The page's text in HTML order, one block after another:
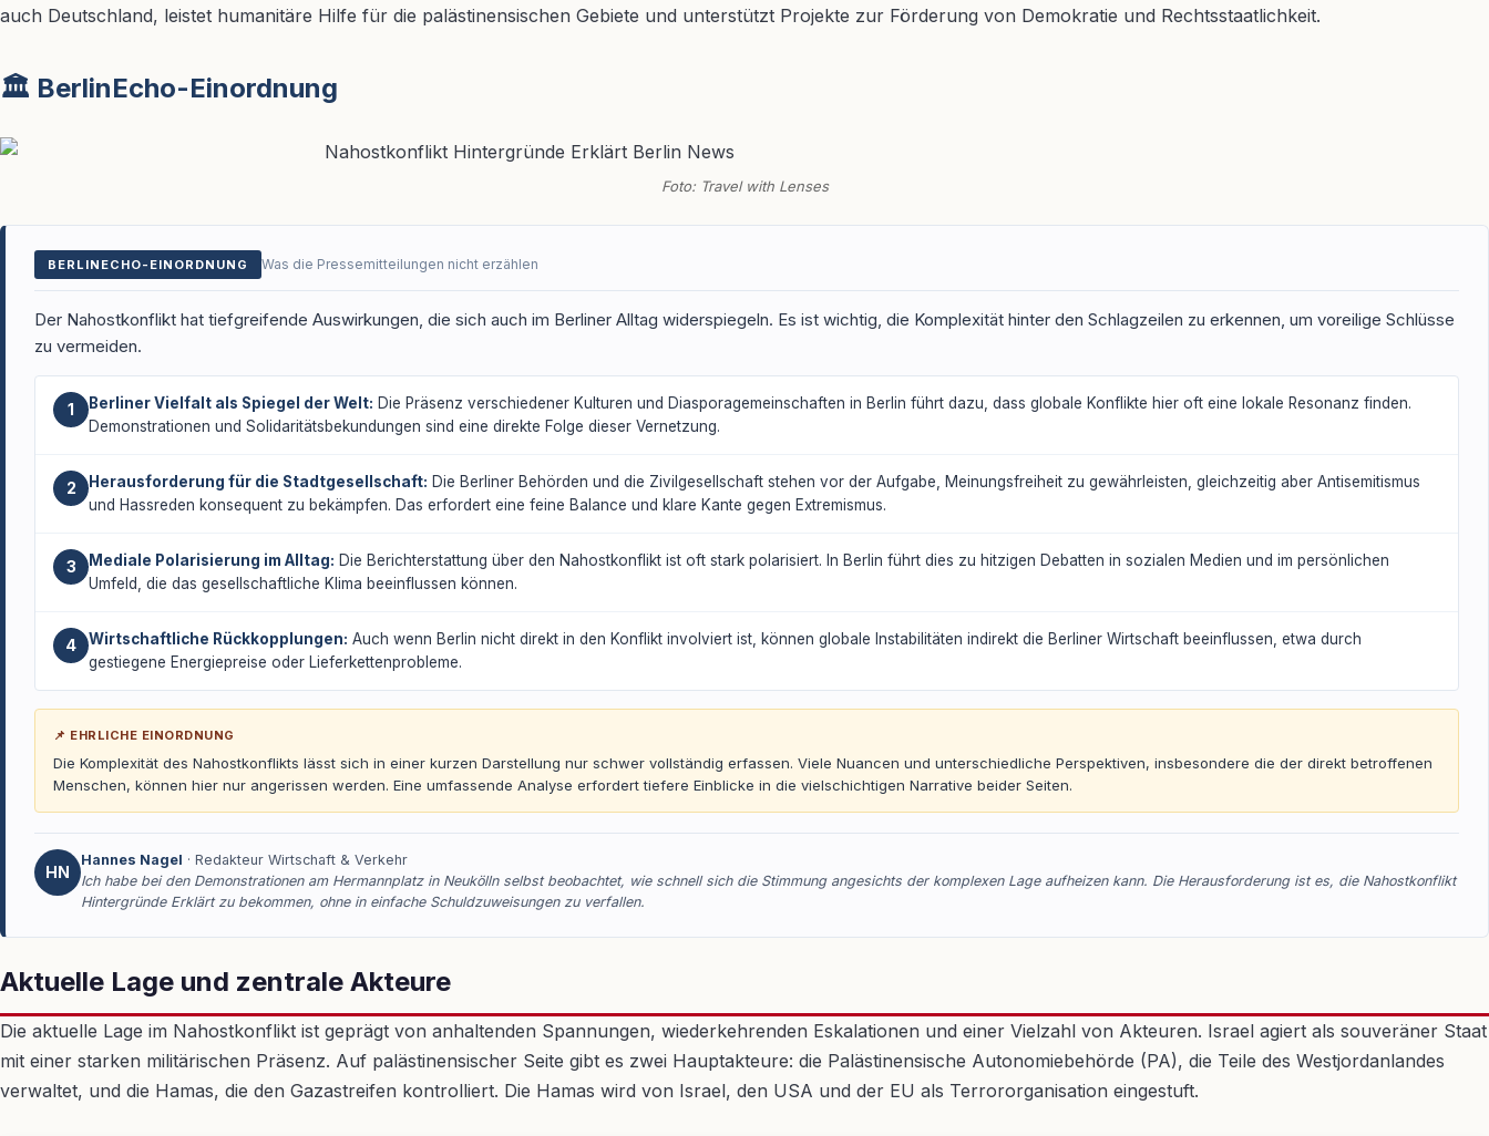
auch Deutschland, leistet humanitäre Hilfe für die palästinensischen Gebiete und unterstützt Projekte zur Förderung von Demokratie und Rechtsstaatlichkeit.
🏛️ BerlinEcho-Einordnung
Foto: Travel with Lenses
BERLINECHO-EINORDNUNG Was die Pressemitteilungen nicht erzählen
Der Nahostkonflikt hat tiefgreifende Auswirkungen, die sich auch im Berliner Alltag widerspiegeln. Es ist wichtig, die Komplexität hinter den Schlagzeilen zu erkennen, um voreilige Schlüsse
zu vermeiden.
1 Berliner Vielfalt als Spiegel der Welt: Die Präsenz verschiedener Kulturen und Diasporagemeinschaften in Berlin führt dazu, dass globale Konflikte hier oft eine lokale Resonanz finden.
Demonstrationen und Solidaritätsbekundungen sind eine direkte Folge dieser Vernetzung.
2 Herausforderung für die Stadtgesellschaft: Die Berliner Behörden und die Zivilgesellschaft stehen vor der Aufgabe, Meinungsfreiheit zu gewährleisten, gleichzeitig aber Antisemitismus
und Hassreden konsequent zu bekämpfen. Das erfordert eine feine Balance und klare Kante gegen Extremismus.
3 Mediale Polarisierung im Alltag: Die Berichterstattung über den Nahostkonflikt ist oft stark polarisiert. In Berlin führt dies zu hitzigen Debatten in sozialen Medien und im persönlichen
Umfeld, die das gesellschaftliche Klima beeinflussen können.
4 Wirtschaftliche Rückkopplungen: Auch wenn Berlin nicht direkt in den Konflikt involviert ist, können globale Instabilitäten indirekt die Berliner Wirtschaft beeinflussen, etwa durch
gestiegene Energiepreise oder Lieferkettenprobleme.
📌 EHRLICHE EINORDNUNG
Die Komplexität des Nahostkonflikts lässt sich in einer kurzen Darstellung nur schwer vollständig erfassen. Viele Nuancen und unterschiedliche Perspektiven, insbesondere die der direkt betroffenen
Menschen, können hier nur angerissen werden. Eine umfassende Analyse erfordert tiefere Einblicke in die vielschichtigen Narrative beider Seiten.
HN
Hannes Nagel · Redakteur Wirtschaft & Verkehr
Ich habe bei den Demonstrationen am Hermannplatz in Neukölln selbst beobachtet, wie schnell sich die Stimmung angesichts der komplexen Lage aufheizen kann. Die Herausforderung ist es, die Nahostkonflikt
Hintergründe Erklärt zu bekommen, ohne in einfache Schuldzuweisungen zu verfallen.
Aktuelle Lage und zentrale Akteure
Die aktuelle Lage im Nahostkonflikt ist geprägt von anhaltenden Spannungen, wiederkehrenden Eskalationen und einer Vielzahl von Akteuren. Israel agiert als souveräner Staat
mit einer starken militärischen Präsenz. Auf palästinensischer Seite gibt es zwei Hauptakteure: die Palästinensische Autonomiebehörde (PA), die Teile des Westjordanlandes
verwaltet, und die Hamas, die den Gazastreifen kontrolliert. Die Hamas wird von Israel, den USA und der EU als Terrororganisation eingestuft.